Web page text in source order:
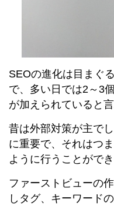
SEOの進化は目まぐ
で、多い日では2～3
が加えられていると
昔は外部対策が主で
に重要で、それはつ
ように行うことがで
ファーストビューの
しタグ、キーワード